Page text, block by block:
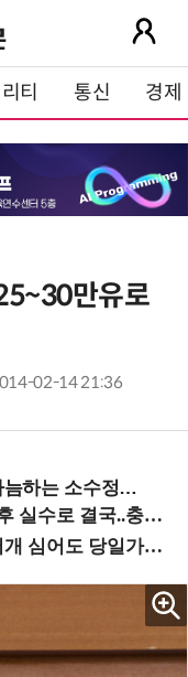
티 통신 경제
만유로
02-14 21:36
크숍 (8/28 신논현역)